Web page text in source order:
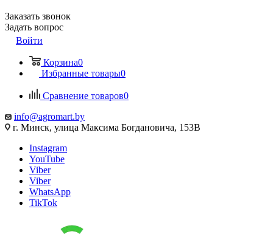
Заказать звонок
Задать вопрос
Войти
Корзина0
Избранные товары0
Сравнение товаров0
info@agromart.by
г. Минск, улица Максима Богдановича, 153В
Instagram
YouTube
Viber
Viber
WhatsApp
TikTok